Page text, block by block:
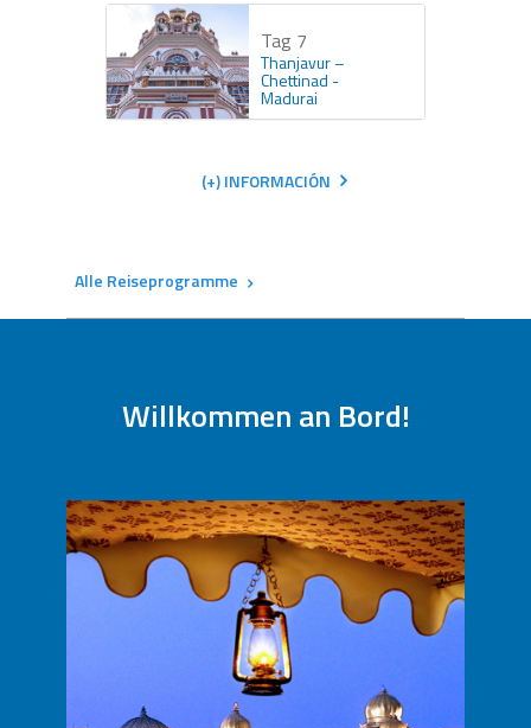
Tag 7
Thanjavur –
Chettinad -
Madurai
(+) INFORMACIÓN
Alle Reiseprogramme
Kontaktieren Sie uns um diese
Willkommen an Bord!